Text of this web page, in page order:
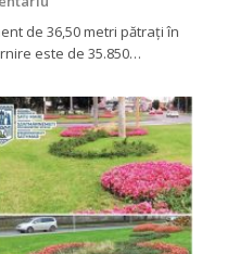
de 36,50 metri pătrați în
este de 35.850…